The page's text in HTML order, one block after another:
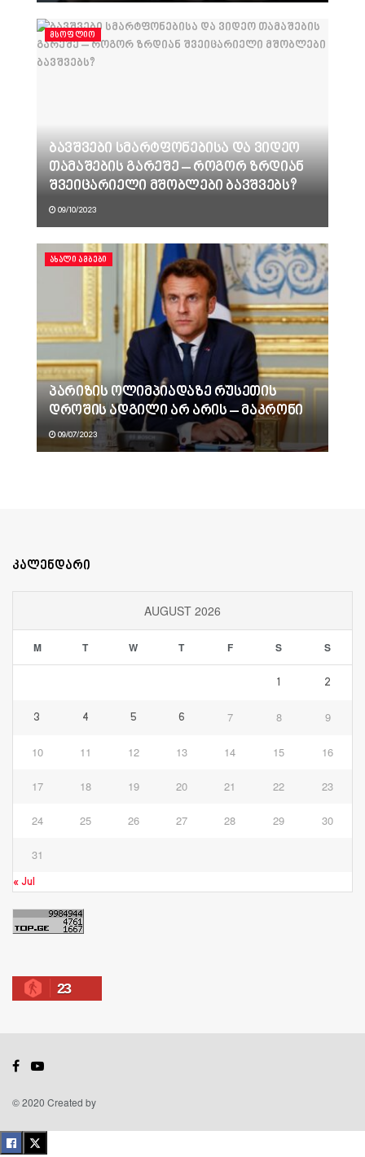
ᲛᲡᲝᲤᲚᲘᲝ
ბავშვები სმარტფონებისა და ვიდეო
თამაშების გარეშე – როგორ ზრდიან
შვეიცარიელი მშობლები ბავშვებს?
09/10/2023
ᲐᲮᲐᲚᲘ ᲐᲛᲑᲔᲑᲘ
პარიზის ოლიმპიადაზე რუსეთის
დროშის ადგილი არ არის – მაკრონი
09/07/2023
კალენდარი
AUGUST 2026
M T W T F S S
1 2
3 4 5 6 7 8 9
10 11 12 13 14 15 16
17 18 19 20 21 22 23
24 25 26 27 28 29 30
31
« Jul
23
© 2020 Created by